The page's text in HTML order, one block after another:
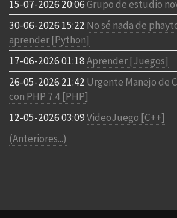
15-07-2026 20:06Grupo de estudio
30-06-2026 15:22 No sé nada de
aprender [Python]
17-06-2026 01:18Aprender [Juegos]
26-05-2026 21:42 Urgente Manejo de
con PHP 7.4 [PHP]
12-05-2026 03:09VideoJuego [C++]
(Anteriores...)